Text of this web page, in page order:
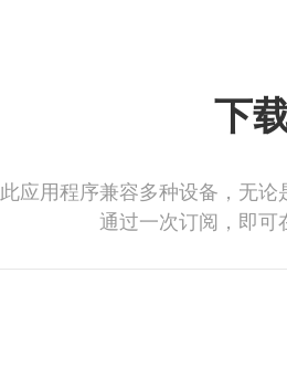
下
此应用程序兼容多种设备，无论
通过一次订阅，即可